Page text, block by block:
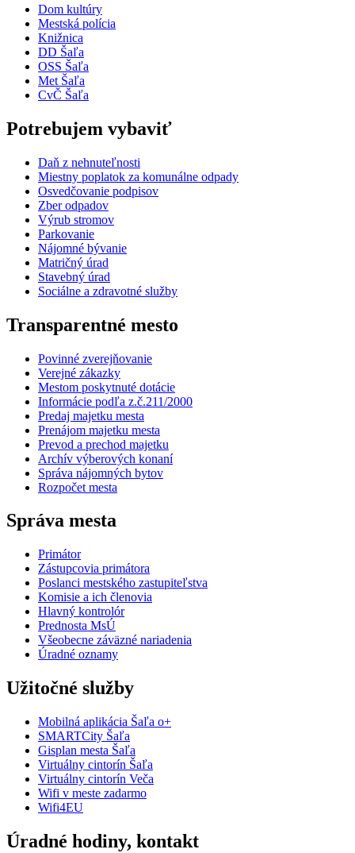
Dom kultúry
Mestská polícia
Knižnica
DD Šaľa
OSS Šaľa
Met Šaľa
CvČ Šaľa
Potrebujem vybaviť
Daň z nehnuteľnosti
Miestny poplatok za komunálne odpady
Osvedčovanie podpisov
Zber odpadov
Výrub stromov
Parkovanie
Nájomné bývanie
Matričný úrad
Stavebný úrad
Sociálne a zdravotné služby
Transparentné mesto
Povinné zverejňovanie
Verejné zákazky
Mestom poskytnuté dotácie
Informácie podľa z.č.211/2000
Predaj majetku mesta
Prenájom majetku mesta
Prevod a prechod majetku
Archív výberových konaní
Správa nájomných bytov
Rozpočet mesta
Správa mesta
Primátor
Zástupcovia primátora
Poslanci mestského zastupiteľstva
Komisie a ich členovia
Hlavný kontrolór
Prednosta MsÚ
Všeobecne záväzné nariadenia
Úradné oznamy
Užitočné služby
Mobilná aplikácia Šaľa o+
SMARTCity Šaľa
Gisplan mesta Šaľa
Virtuálny cintorín Šaľa
Virtuálny cintorín Veča
Wifi v meste zadarmo
Wifi4EU
Úradné hodiny, kontakt